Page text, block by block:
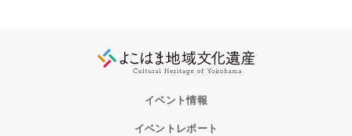
イベント情報
イベントレポート